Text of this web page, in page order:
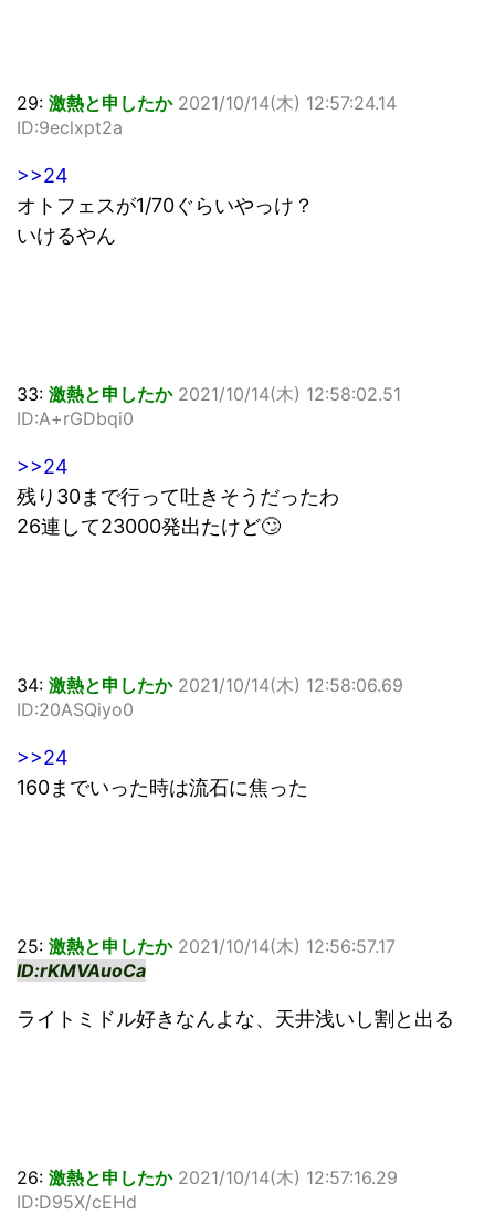
29: 激熱と申したか 2021/10/14(木) 12:57:24.14
ID:9eclxpt2a
>>24
オトフェスが1/70ぐらいやっけ？
いけるやん
33: 激熱と申したか 2021/10/14(木) 12:58:02.51
ID:A+rGDbqi0
>>24
残り30まで行って吐きそうだったわ
26連して23000発出たけど🙄
34: 激熱と申したか 2021/10/14(木) 12:58:06.69
ID:20ASQiyo0
>>24
160までいった時は流石に焦った
25: 激熱と申したか 2021/10/14(木) 12:56:57.17
ID:rKMVAuoCa
ライトミドル好きなんよな、天井浅いし割と出る
26: 激熱と申したか 2021/10/14(木) 12:57:16.29
ID:D95X/cEHd